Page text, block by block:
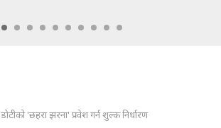
डोटीको 'छहरा झरना' प्रवेश गर्न शुल्क निर्धारण